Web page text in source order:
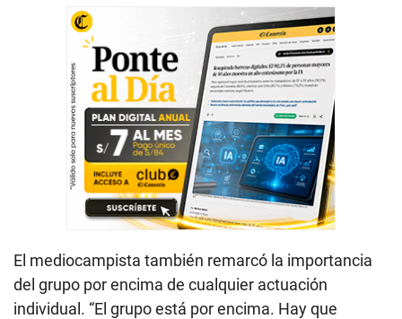
El mediocampista también remarcó la importancia
del grupo por encima de cualquier actuación
individual. “El grupo está por encima. Hay que